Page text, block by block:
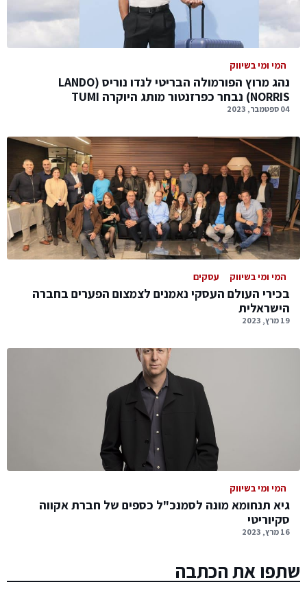
המי ומי בשיווק
נהג מרוץ הפורמולה הבריטי לנדו נוריס (LANDO
NORRIS) נבחר כפרזנטור מותג היוקרה TUMI
04 ספטמבר, 2023
המי ומי בשיווק עסקים
בכירי העולם העסקי נאמנים לצמצום הפערים בחברה
הישראלית
19 מרץ, 2023
המי ומי בשיווק
גיא תנחומא מונה לסמנכ"ל כספים של חברת אקווה
סקיוריטי
16 מרץ, 2023
שתפו את הכתבה